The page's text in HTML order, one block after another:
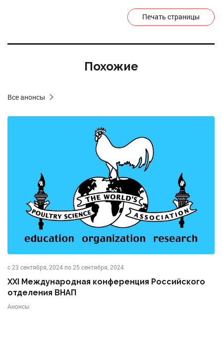
Печать страницы
Похожие
Все анонсы
с 23 сентября, 2024 по 25 сентября, 2024
XXI Международная конференция Российского
отделения ВНАП
Анонсы